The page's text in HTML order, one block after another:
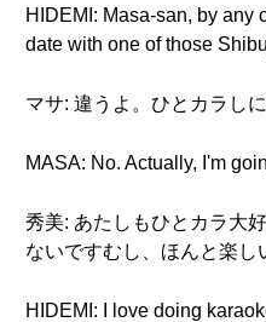
HIDEMI: Masa-san, by any
date with one of those
マサ: 違うよ。ひとカラし
MASA: No. Actually, I'm
秀美: あたしもひとカラ大
ないですむし、ほんと楽し
HIDEMI: I love doing